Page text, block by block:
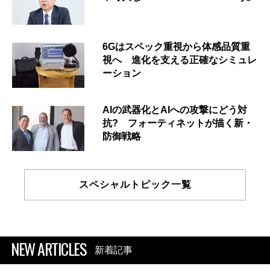
6Gはスペック重視から体感品質重
視へ 進化を支える正確なシミュレ
ーション
AIの武器化とAIへの攻撃にどう対
抗? フォーティネットが描く新・
防御戦略
スペシャルトピック一覧
NEW ARTICLES 新着記事